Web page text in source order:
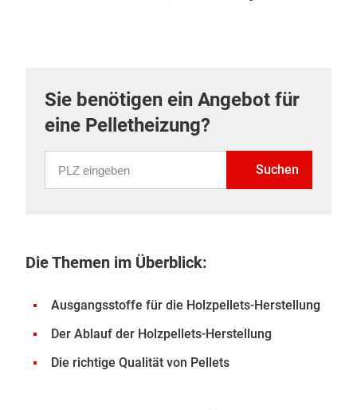
Sie benötigen ein Angebot für
eine Pelletheizung?
Suchen
Die Themen im Überblick:
Ausgangsstoffe für die Holzpellets-Herstellung
Der Ablauf der Holzpellets-Herstellung
Die richtige Qualität von Pellets